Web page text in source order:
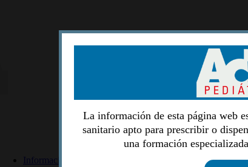
Información lectores
La información de esta página web
sanitario apto para prescribir o
una formación